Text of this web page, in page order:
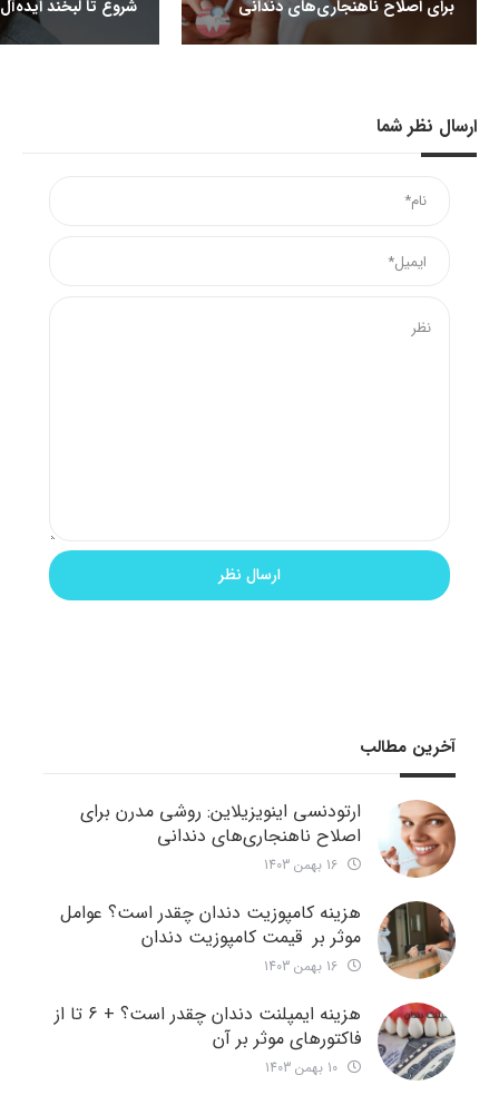
برای اصلاح ناهنجاری‌های دندانی
شروع تا لبخند ایده‌آل
ارسال نظر شما
آخرین مطالب
ارتودنسی اینویزیلاین: روشی مدرن برای
اصلاح ناهنجاری‌های دندانی
هزینه کامپوزیت دندان چقدر است؟ عوامل
موثر بر قیمت کامپوزیت دندان
هزینه ایمپلنت دندان چقدر است؟ + ۶ تا از
فاکتورهای موثر بر آن